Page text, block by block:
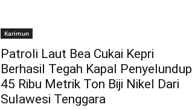
Karimun
Patroli Laut Bea Cukai Kepri
Berhasil Tegah Kapal Penyelundup
45 Ribu Metrik Ton Biji Nikel Dari
Sulawesi Tenggara